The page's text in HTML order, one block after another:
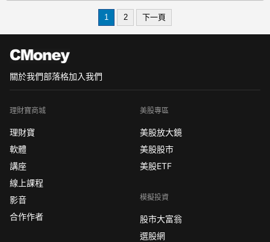
1 2 下一頁
關於我們部落格加入我們
理財寶商城
理財寶
軟體
講座
線上課程
影音
合作作者
美股專區
美股放大鏡
美股股市
美股ETF
模擬投資
股市大富翁
選股網